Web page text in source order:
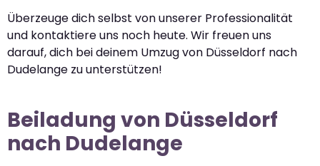
Überzeuge dich selbst von unserer Professionalität
und kontaktiere uns noch heute. Wir freuen uns
darauf, dich bei deinem Umzug von Düsseldorf nach
Dudelange zu unterstützen!
Beiladung von Düsseldorf
nach Dudelange